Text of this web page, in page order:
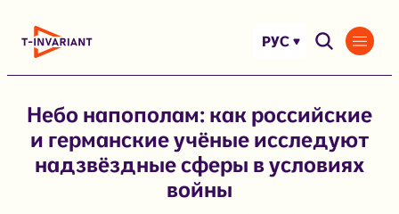
РУС
Небо напополам: как российские
и германские учёные исследуют
надзвёздные сферы в условиях
войны